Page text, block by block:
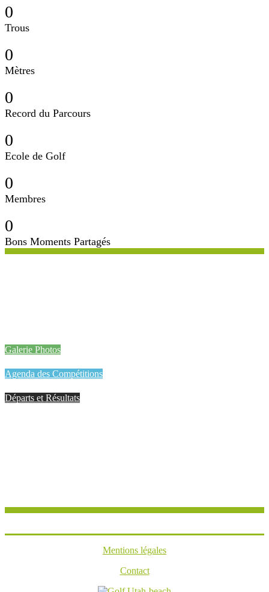
0
Trous
0
Mètres
0
Record du Parcours
0
Ecole de Golf
0
Membres
0
Bons Moments Partagés
Galerie Photos
Agenda des Compétitions
Départs et Résultats
Mentions légales
Contact